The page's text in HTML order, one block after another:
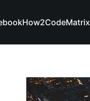
How2CodeMatrix